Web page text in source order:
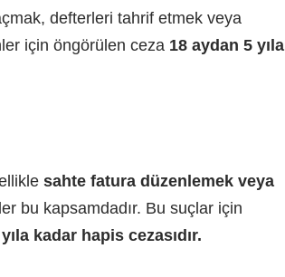
defterleri tahrif etmek veya
için öngörülen ceza 18 aydan 5 yıla
sahte fatura düzenlemek veya
bu kapsamdadır. Bu suçlar için
kadar hapis cezasıdır.